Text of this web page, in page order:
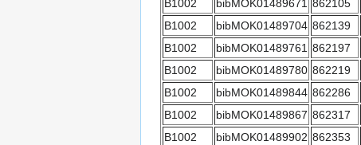
B1002
bibMOK01489671 862105
B1002
bibMOK01489704 862139
B1002
bibMOK01489761 862197
B1002
bibMOK01489780 862219
B1002
bibMOK01489844 862286
B1002
bibMOK01489867 862317
B1002
bibMOK01489902 862353